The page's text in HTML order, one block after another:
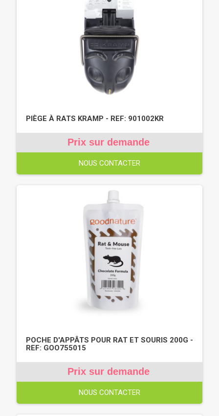
PIÈGE À RATS KRAMP - REF: 901002KR
Prix sur demande
NOUS CONTACTER
POCHE D'APPÂTS POUR RAT ET SOURIS 200G -
REF: GOO755015
Prix sur demande
NOUS CONTACTER